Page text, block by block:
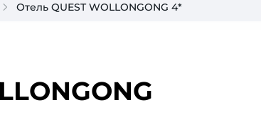
Отель QUEST WOLLONGONG 4*